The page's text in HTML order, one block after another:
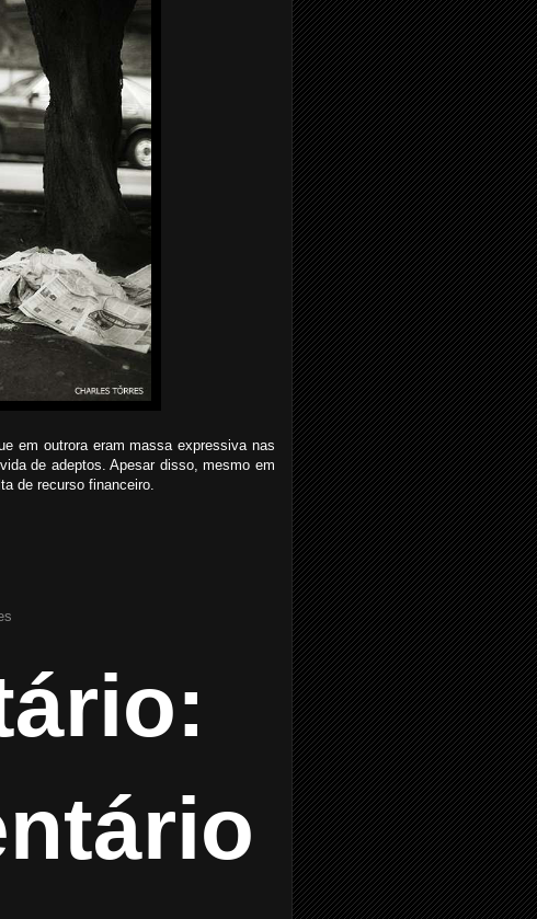
em outrora eram massa expressiva nas
de adeptos. Apesar disso, mesmo em
de recurso financeiro.